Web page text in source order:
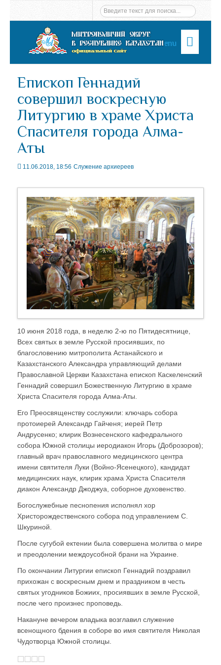
Menu
Епископ Геннадий
совершил воскресную
Литургию в храме Христа
Спасителя города Алма-
Аты
11.06.2018, 18:56 Служение архиереев
10 июня 2018 года, в неделю 2-ю по Пятидесятнице,
Всех святых в земле Русской просиявших, по
благословению митрополита Астанайского и
Казахстанского Александра управляющий делами
Православной Церкви Казахстана епископ Каскеленский
Геннадий совершил Божественную Литургию в храме
Христа Спасителя города Алма-Аты.
Его Преосвященству сослужили: ключарь собора
протоиерей Александр Гайченя; иерей Петр
Андрусенко; клирик Вознесенского кафедрального
собора Южной столицы иеродиакон Игорь (Доброзоров);
главный врач православного медицинского центра
имени святителя Луки (Войно-Ясенецкого), кандидат
медицинских наук, клирик храма Христа Спасителя
диакон Александр Джоджуа, соборное духовенство.
Богослужебные песнопения исполнял хор
Христорождественского собора под управлением С.
Шкуриной.
После сугубой ектении была совершена молитва о мире
и преодолении междоусобной брани на Украине.
По окончании Литургии епископ Геннадий поздравил
прихожан с воскресным днем и праздником в честь
святых угодников Божиих, просиявших в земле Русской,
после чего произнес проповедь.
Накануне вечером владыка возглавил служение
всенощного бдения в соборе во имя святителя Николая
Чудотворца Южной столицы.